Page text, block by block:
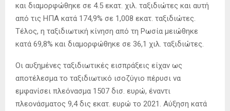
και διαμορφώθηκε σε 4.5 εκατ. χιλ. ταξιδιώτες και αυτή
από τις ΗΠΑ κατά 174,9% σε 1,008 εκατ. ταξιδιώτες.
Τέλος, η ταξιδιωτική κίνηση από τη Ρωσία μειώθηκε
κατά 69,8% και διαμορφώθηκε σε 36,1 χιλ. ταξιδιώτες.
Οι αυξημένες ταξιδιωτικές εισπράξεις είχαν ως
αποτέλεσμα το ταξιδιωτικό ισοζύγιο πέρυσι να
εμφανίσει πλεόνασμα 1507 δισ. ευρώ, έναντι
πλεονάσματος 9,4 δις εκατ. ευρώ το 2021. Αύξηση κατά